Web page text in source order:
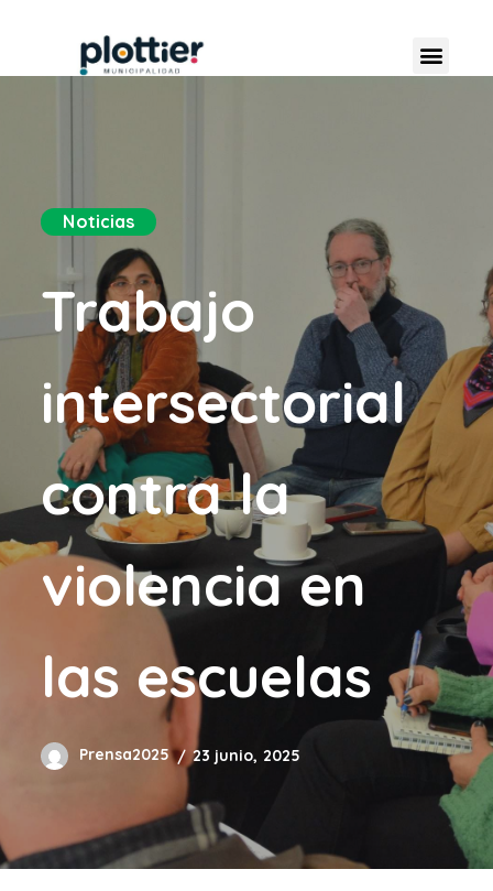
Noticias
Trabajo
intersectorial
contra la
violencia en
las escuelas
Prensa2025 23 junio, 2025